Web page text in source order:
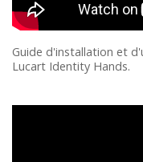
Guide d'installation et
Lucart Identity Hands.